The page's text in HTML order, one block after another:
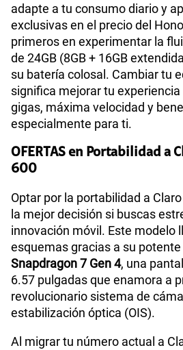
adapte a tu consumo diario y
exclusivas en el precio del
primeros en experimentar la
de 24GB (8GB + 16GB
su batería colosal. Cambiar tu
significa mejorar tu
gigas, máxima velocidad y
especialmente para ti.
OFERTAS en Portabilidad a
600
Optar por la portabilidad a
la mejor decisión si buscas
innovación móvil. Este modelo
esquemas gracias a su
Snapdragon 7 Gen 4, una
6.57 pulgadas que enamora a
revolucionario sistema de
estabilización óptica (OIS).
Al migrar tu número actual a